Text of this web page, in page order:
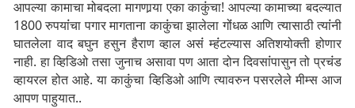
आपल्या कामाचा मोबदला मागणार्‍या एका काकुंंचा! आपल्या कामाच्या बदल्यात
1800 रुपयांंचा पगार मागताना काकुंंचा झालेला गोंंधळ आणि त्यासाठी त्यांंनी
घातलेला वाद बघुन हसुन हैराण व्हाल असंं म्हंंटल्यास अतिशयोक्ती होणार
नाही. हा व्हिडिओ तसा जुनाच असावा पण आता दोन दिवसांंपासुन तो प्रचंंड
व्हायरल होत आहे. या काकुंंचा व्हिडिओ आणि त्यावरुन पसरलेले मीम्स आज
आपण पाहुयात..